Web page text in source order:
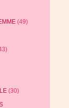
(49)
(30)